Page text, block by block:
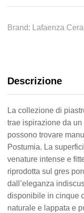
Brand: Lafaenza
Descrizione
La collezione di
trae ispirazione da
possono trovare
Postumia. La
venature intense e
riprodotta sul gres
dall’eleganza
disponibile in cinque
naturale e lappata e